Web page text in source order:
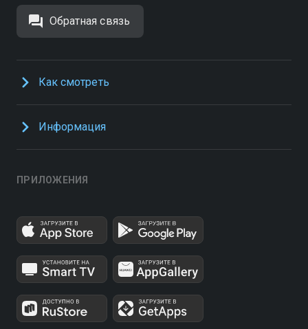
Обратная связь
Как смотреть
Информация
ПРИЛОЖЕНИЯ